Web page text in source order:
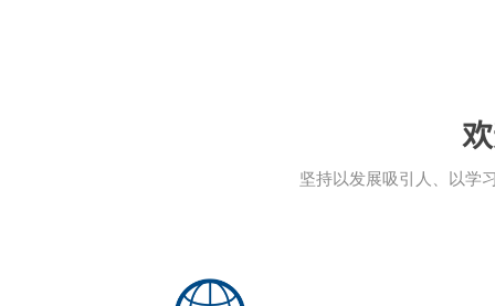
坚持以发展吸引人、以学